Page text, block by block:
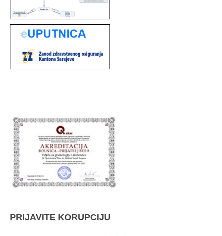
PRIJAVITE KORUPCIJU